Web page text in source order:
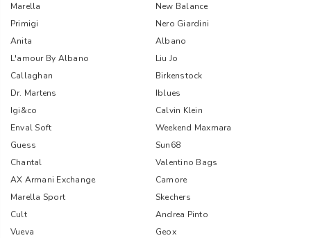
Marella
New Balance
Primigi
Nero Giardini
Anita
Albano
L'amour By Albano
Liu Jo
Callaghan
Birkenstock
Dr. Martens
Iblues
Igi&co
Calvin Klein
Enval Soft
Weekend Maxmara
Guess
Sun68
Chantal
Valentino Bags
AX Armani Exchange
Camore
Marella Sport
Skechers
Cult
Andrea Pinto
Vueva
Geox